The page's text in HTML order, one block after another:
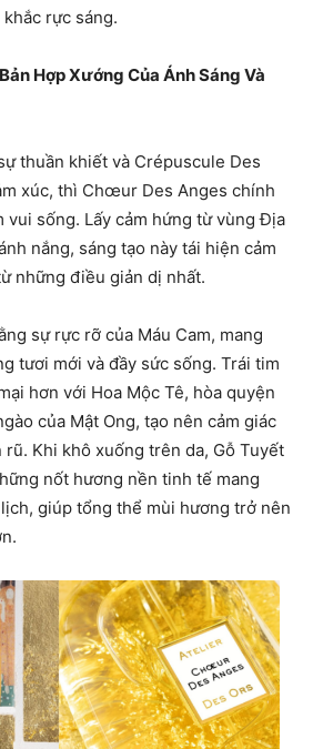
rực sáng.
Hợp Xướng Của Ánh Sáng Và
thuần khiết và Crépuscule Des
xúc, thì Chœur Des Anges chính
vui sống. Lấy cảm hứng từ vùng Địa
nắng, sáng tạo này tái hiện cảm
những điều giản dị nhất.
sự rực rỡ của Máu Cam, mang
tươi mới và đầy sức sống. Trái tim
hơn với Hoa Mộc Tê, hòa quyện
của Mật Ong, tạo nên cảm giác
rũ. Khi khô xuống trên da, Gỗ Tuyết
nốt hương nền tinh tế mang
giúp tổng thể mùi hương trở nên